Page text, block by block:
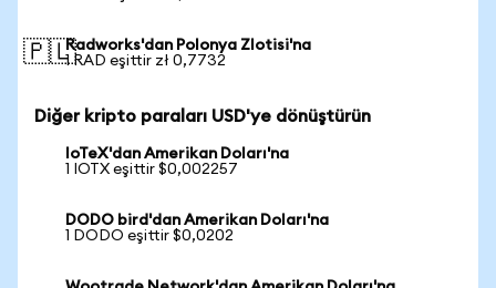
🇵🇱Radworks'dan Polonya Zlotisi'na
1 RAD eşittir zł 0,7732
Diğer kripto paraları USD'ye dönüştürün
IoTeX'dan Amerikan Doları'na
1 IOTX eşittir $0,002257
DODO bird'dan Amerikan Doları'na
1 DODO eşittir $0,0202